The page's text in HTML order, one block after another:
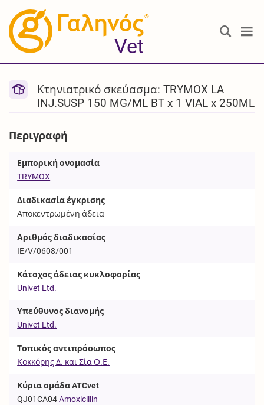
®
Vet
Κτηνιατρικό σκεύασμα: TRYMOX LA
INJ.SUSP 150 MG/ML BT x 1 VIAL x 250ML
Περιγραφή
Εμπορική ονομασία
TRYMOX
Διαδικασία έγκρισης
Αποκεντρωμένη άδεια
Αριθμός διαδικασίας
IE/V/0608/001
Κάτοχος άδειας κυκλοφορίας
Univet Ltd.
Υπεύθυνος διανομής
Univet Ltd.
Τοπικός αντιπρόσωπος
Κοκκόρης Δ. και Σία Ο.Ε.
Κύρια ομάδα ATCvet
QJ01CA04Amoxicillin